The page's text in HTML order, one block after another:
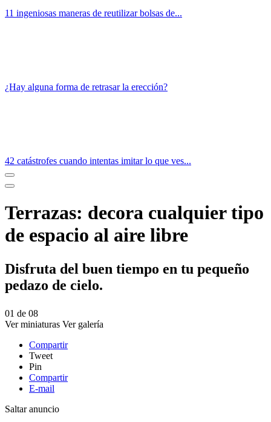
11 ingeniosas maneras de reutilizar bolsas de...
¿Hay alguna forma de retrasar la erección?
42 catástrofes cuando intentas imitar lo que ves...
Terrazas: decora cualquier tipo
de espacio al aire libre
Disfruta del buen tiempo en tu pequeño
pedazo de cielo.
01 de 08
Ver miniaturas Ver galería
Compartir
Tweet
Pin
Compartir
E-mail
Saltar anuncio